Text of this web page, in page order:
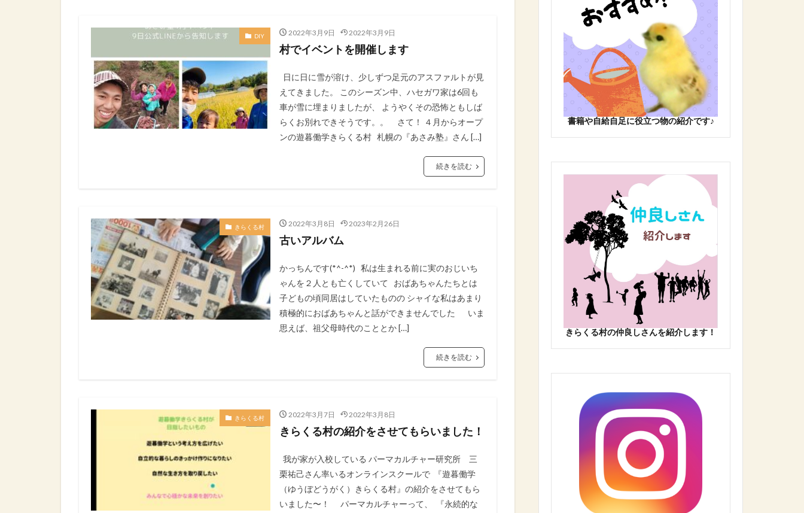
DIY 2022年3月9日 2022年3月9日
村でイベントを開催します
日に日に雪が溶け、少しずつ足元のアスファルトが見
えてきました。 このシーズン中、ハセガワ家は6回も
車が雪に埋まりましたが、 ようやくその恐怖ともしば
らくお別れできそうです。。 さて！ ４月からオープ
ンの遊暮働学きらくる村 札幌の『あさみ塾』さん […]
続きを読む
きらくる村 2022年3月8日 2023年2月26日
古いアルバム
かっちんです(*^-^*) 私は生まれる前に実のおじいち
ゃんを２人とも亡くしていて おばあちゃんたちとは
子どもの頃同居はしていたものの シャイな私はあまり
積極的におばあちゃんと話ができませんでした いま
思えば、祖父母時代のこととか […]
続きを読む
きらくる村 2022年3月7日 2022年3月8日
きらくる村の紹介をさせてもらいました！
我が家が入校している⁡ パーマカルチャー研究所⁡ 三
栗祐己さん率いるオンラインスクールで ⁡ 『遊暮働学
（ゆうぼどうがく）きらくる村』の紹介をさせてもら
いました〜！⁡ ⁡ ⁡ ⁡ ⁡ ⁡ パーマカルチャーって、⁡ ⁡ 『永続的な
書籍や自給自足に役立つ物の紹介です♪
きらくる村の仲良しさんを紹介します！